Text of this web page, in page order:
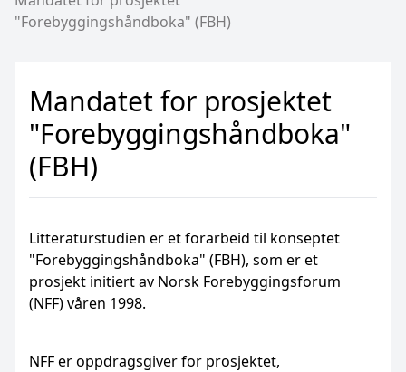
"Forebyggingshåndboka" (FBH)
Mandatet for prosjektet
"Forebyggingshåndboka"
(FBH)
Litteraturstudien er et forarbeid til konseptet
"Forebyggingshåndboka" (FBH), som er et
prosjekt initiert av Norsk Forebyggingsforum
(NFF) våren 1998.
NFF er oppdragsgiver for prosjektet,